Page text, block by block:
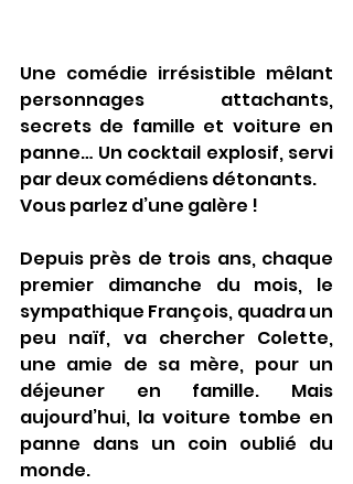
Une comédie irrésistible mêlant
personnages attachants,
secrets de famille et voiture en
panne… Un cocktail explosif, servi
par deux comédiens détonants.
Vous parlez d’une galère !
Depuis près de trois ans, chaque
premier dimanche du mois, le
sympathique François, quadra un
peu naïf, va chercher Colette,
une amie de sa mère, pour un
déjeuner en famille. Mais
aujourd’hui, la voiture tombe en
panne dans un coin oublié du
monde.